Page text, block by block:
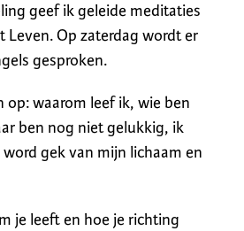
geef ik geleide meditaties
Leven. Op zaterdag wordt er
gesproken.
op: waarom leef ik, wie ben
ben nog niet gelukkig, ik
gek van mijn lichaam en
je leeft en hoe je richting